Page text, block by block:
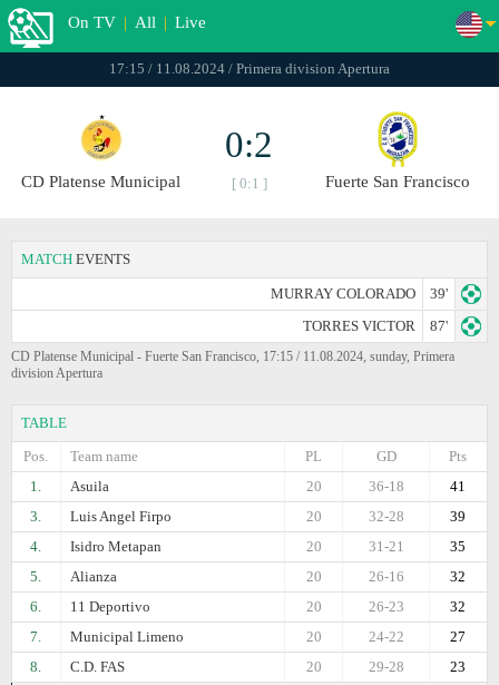
On TV | All | Live
17:15 / 11.08.2024 / Primera division Apertura
CD Platense Municipal
0:2
[ 0:1 ] Fuerte San Francisco
MATCH EVENTS
MURRAY COLORADO
39'
TORRES VICTOR
87'
CD Platense Municipal - Fuerte San Francisco, 17:15 / 11.08.2024, sunday, Primera
division Apertura
TABLE
Pos.
Team name Pts
GD
PL
1.
Asuila 41
36-18
20
3.
Luis Angel Firpo 39
32-28
20
4.
Isidro Metapan 35
31-21
20
5.
Alianza 32
26-16
20
6.
11 Deportivo 32
26-23
20
7.
Municipal Limeno 27
24-22
20
8.
C.D. FAS 23
29-28
20